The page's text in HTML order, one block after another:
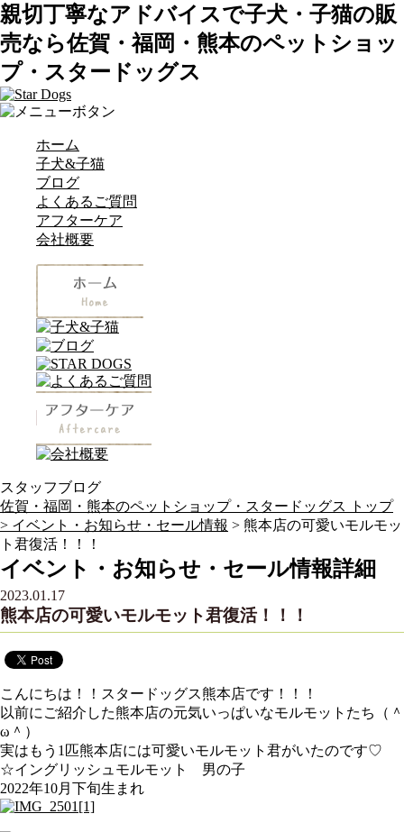
親切丁寧なアドバイスで子犬・子猫の販
売なら佐賀・福岡・熊本のペットショッ
プ・スタードッグス
ホーム
子犬&子猫
ブログ
よくあるご質問
アフターケア
会社概要
スタッフブログ
佐賀・福岡・熊本のペットショップ・スタードッグス トップ
> イベント・お知らせ・セール情報 > 熊本店の可愛いモルモッ
ト君復活！！！
イベント・お知らせ・セール情報詳細
2023.01.17
熊本店の可愛いモルモット君復活！！！
こんにちは！！スタードッグス熊本店です！！！
以前にご紹介した熊本店の元気いっぱいなモルモットたち（＾
ω＾）
実はもう1匹熊本店には可愛いモルモット君がいたのです♡
☆イングリッシュモルモット 男の子
2022年10月下旬生まれ